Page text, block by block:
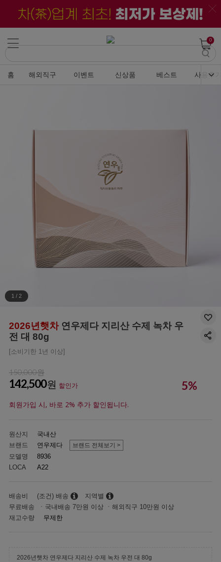
0
홈 해외직구 이벤트 신상품 베스트 사용후
1 / 2
2026년햇차연우제다 지리산 수제 녹차 우
전 대 80g
[소비기한 1년 이상]
150,000원
142,500원 할인가 5%
회원가입 시, 바로 2% 추가 할인됩니다.
원산지
국내산
브랜드
연우제다 브랜드 전체보기 >
모델명
8936
LOCA
A22
배송비 (조건) 배송
지역별
무료배송 ㆍ국내배송 7만원 이상 ㆍ해외직구 10만원 이상
재고수량
무제한
2026년햇차 연우제다 지리산 수제 녹차 우전 대 80g